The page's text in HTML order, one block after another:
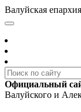
Валуйская епархия
Официальный
Валуйского и